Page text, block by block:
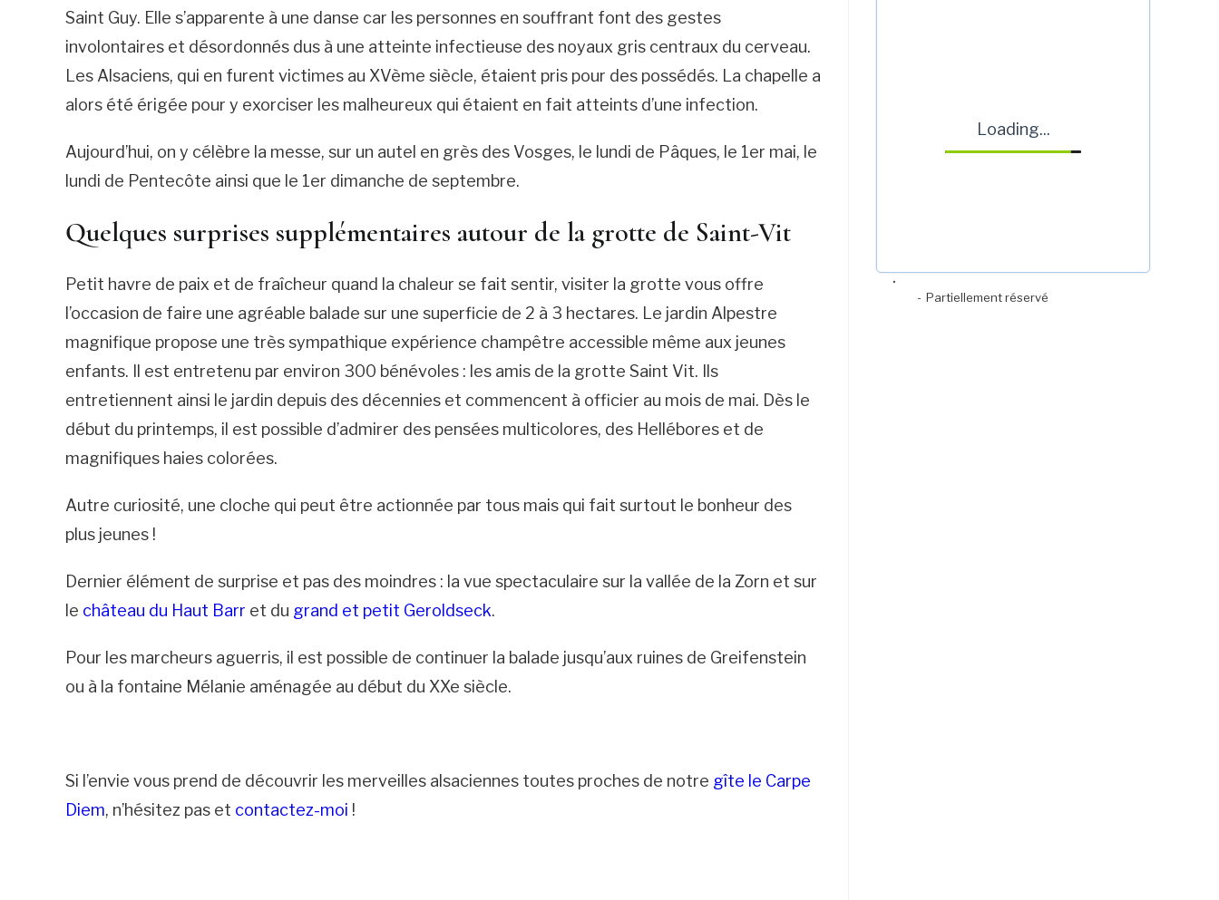
Saint Guy. Elle s’apparente à une danse car les personnes en souffrant font des gestes
involontaires et désordonnés dus à une atteinte infectieuse des noyaux gris centraux du cerveau.
Les Alsaciens, qui en furent victimes au XVème siècle, étaient pris pour des possédés. La chapelle a
alors été érigée pour y exorciser les malheureux qui étaient en fait atteints d’une infection.
Aujourd’hui, on y célèbre la messe, sur un autel en grès des Vosges, le lundi de Pâques, le 1er mai, le
lundi de Pentecôte ainsi que le 1er dimanche de septembre.
Quelques surprises supplémentaires autour de la grotte de Saint-Vit
Petit havre de paix et de fraîcheur quand la chaleur se fait sentir, visiter la grotte vous offre
l’occasion de faire une agréable balade sur une superficie de 2 à 3 hectares. Le jardin Alpestre
magnifique propose une très sympathique expérience champêtre accessible même aux jeunes
enfants. Il est entretenu par environ 300 bénévoles : les amis de la grotte Saint Vit. Ils
entretiennent ainsi le jardin depuis des décennies et commencent à officier au mois de mai. Dès le
début du printemps, il est possible d’admirer des pensées multicolores, des Hellébores et de
magnifiques haies colorées.
Autre curiosité, une cloche qui peut être actionnée par tous mais qui fait surtout le bonheur des
plus jeunes !
Dernier élément de surprise et pas des moindres : la vue spectaculaire sur la vallée de la Zorn et sur
le château du Haut Barr et du grand et petit Geroldseck.
Pour les marcheurs aguerris, il est possible de continuer la balade jusqu’aux ruines de Greifenstein
ou à la fontaine Mélanie aménagée au début du XXe siècle.
Si l’envie vous prend de découvrir les merveilles alsaciennes toutes proches de notre gîte le Carpe
Diem, n’hésitez pas et contactez-moi !
Loading...
·
- Partiellement réservé